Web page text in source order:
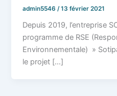
admin5546 /13 février 2021
Depuis 2019, l’entreprise
programme de RSE
Environnementale) »
le projet […]